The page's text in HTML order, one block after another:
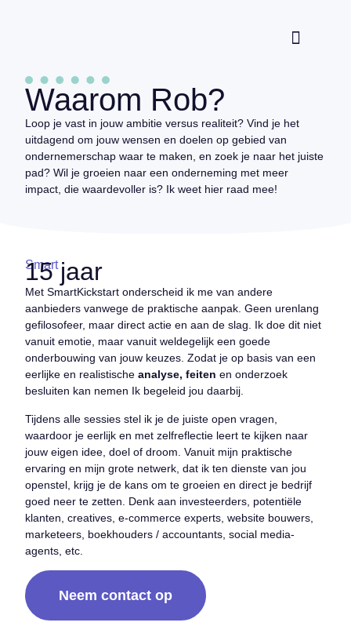
Waarom Rob?
Loop je vast in jouw ambitie versus realiteit? Vind je het
uitdagend om jouw wensen en doelen op gebied van
ondernemerschap waar te maken, en zoek je naar het juiste
pad? Wil je groeien naar een onderneming met meer
impact, die waardevoller is? Ik weet hier raad mee!
Smart
15 jaar
Met SmartKickstart onderscheid ik me van andere
aanbieders vanwege de praktische aanpak. Geen urenlang
gefilosofeer, maar direct actie en aan de slag. Ik doe dit niet
vanuit emotie, maar vanuit weldegelijk een goede
onderbouwing van jouw keuzes. Zodat je op basis van een
eerlijke en realistische analyse, feiten en onderzoek
besluiten kan nemen Ik begeleid jou daarbij.
Tijdens alle sessies stel ik je de juiste open vragen,
waardoor je eerlijk en met zelfreflectie leert te kijken naar
jouw eigen idee, doel of droom. Vanuit mijn praktische
ervaring en mijn grote netwerk, dat ik ten dienste van jou
openstel, krijg je de kans om te groeien en direct je bedrijf
goed neer te zetten. Denk aan investeerders, potentiële
klanten, creatives, e-commerce experts, website bouwers,
marketeers, boekhouders / accountants, social media-
agents, etc.
Neem contact op